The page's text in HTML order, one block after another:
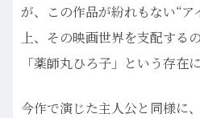
が、この作品が紛れもない“ア
上、その映画世界を支配する
「薬師丸ひろ子」という存在
今作で演じた主人公と同様に